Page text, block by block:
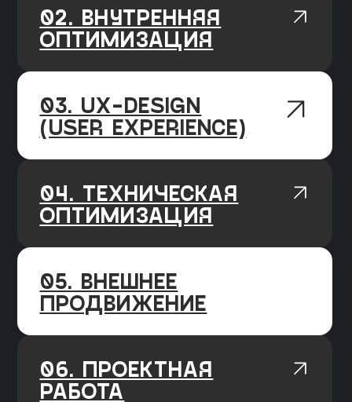
У нас чёткие и гибкие процессы,
мы работаем по недельным спринтам,
работы алгоритмов поисковых систем
AGILE ПОДХОД
прогресс